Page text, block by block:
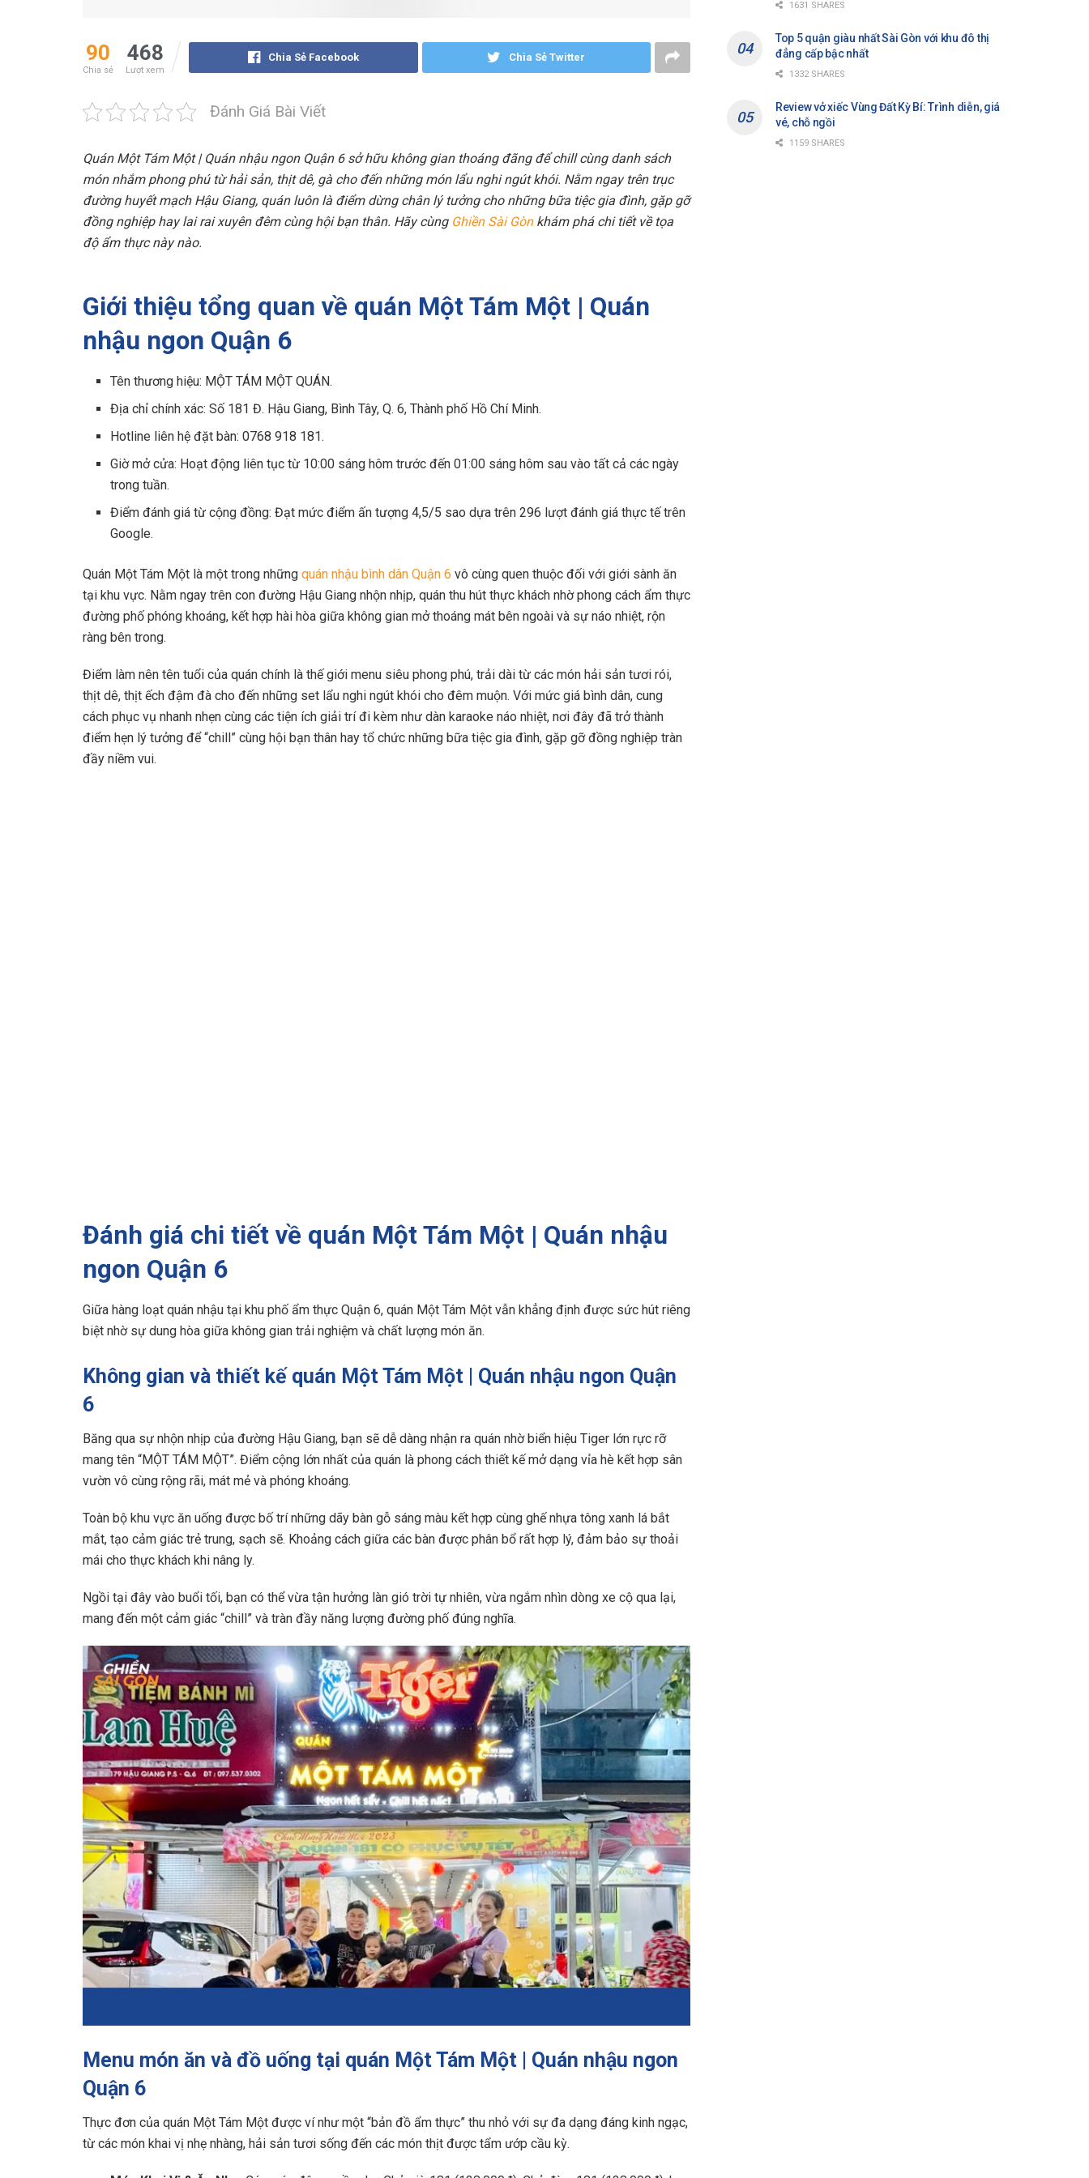
90
Chia sẻ
468
Lượt xem
Chia Sẻ Facebook Chia Sẻ Twitter
Đánh Giá Bài Viết
Quán Một Tám Một | Quán nhậu ngon Quận 6 sở hữu không gian thoáng đãng để chill cùng danh sách
món nhắm phong phú từ hải sản, thịt dê, gà cho đến những món lẩu nghi ngút khói. Nằm ngay trên trục
đường huyết mạch Hậu Giang, quán luôn là điểm dừng chân lý tưởng cho những bữa tiệc gia đình, gặp gỡ
đồng nghiệp hay lai rai xuyên đêm cùng hội bạn thân. Hãy cùng Ghiền Sài Gònkhám phá chi tiết về tọa
độ ẩm thực này nào.
Giới thiệu tổng quan về quán Một Tám Một | Quán
nhậu ngon Quận 6
Tên thương hiệu: MỘT TÁM MỘT QUÁN.
Địa chỉ chính xác: Số 181 Đ. Hậu Giang, Bình Tây, Q. 6, Thành phố Hồ Chí Minh.
Hotline liên hệ đặt bàn: 0768 918 181.
Giờ mở cửa: Hoạt động liên tục từ 10:00 sáng hôm trước đến 01:00 sáng hôm sau vào tất cả các ngày
trong tuần.
Điểm đánh giá từ cộng đồng: Đạt mức điểm ấn tượng 4,5/5 sao dựa trên 296 lượt đánh giá thực tế trên
Google.
Quán Một Tám Một là một trong những quán nhậu bình dân Quận 6 vô cùng quen thuộc đối với giới sành ăn
tại khu vực. Nằm ngay trên con đường Hậu Giang nhộn nhịp, quán thu hút thực khách nhờ phong cách ẩm thực
đường phố phóng khoáng, kết hợp hài hòa giữa không gian mở thoáng mát bên ngoài và sự náo nhiệt, rộn
ràng bên trong.
Điểm làm nên tên tuổi của quán chính là thế giới menu siêu phong phú, trải dài từ các món hải sản tươi rói,
thịt dê, thịt ếch đậm đà cho đến những set lẩu nghi ngút khói cho đêm muộn. Với mức giá bình dân, cung
cách phục vụ nhanh nhẹn cùng các tiện ích giải trí đi kèm như dàn karaoke náo nhiệt, nơi đây đã trở thành
điểm hẹn lý tưởng để “chill” cùng hội bạn thân hay tổ chức những bữa tiệc gia đình, gặp gỡ đồng nghiệp tràn
đầy niềm vui.
Đánh giá chi tiết về quán Một Tám Một | Quán nhậu
ngon Quận 6
Giữa hàng loạt quán nhậu tại khu phố ẩm thực Quận 6, quán Một Tám Một vẫn khẳng định được sức hút riêng
biệt nhờ sự dung hòa giữa không gian trải nghiệm và chất lượng món ăn.
Không gian và thiết kế quán Một Tám Một | Quán nhậu ngon Quận
6
Băng qua sự nhộn nhịp của đường Hậu Giang, bạn sẽ dễ dàng nhận ra quán nhờ biển hiệu Tiger lớn rực rỡ
mang tên “MỘT TÁM MỘT”. Điểm cộng lớn nhất của quán là phong cách thiết kế mở dạng vỉa hè kết hợp sân
vườn vô cùng rộng rãi, mát mẻ và phóng khoáng.
Toàn bộ khu vực ăn uống được bố trí những dãy bàn gỗ sáng màu kết hợp cùng ghế nhựa tông xanh lá bắt
mắt, tạo cảm giác trẻ trung, sạch sẽ. Khoảng cách giữa các bàn được phân bổ rất hợp lý, đảm bảo sự thoải
mái cho thực khách khi nâng ly.
Ngồi tại đây vào buổi tối, bạn có thể vừa tận hưởng làn gió trời tự nhiên, vừa ngắm nhìn dòng xe cộ qua lại,
mang đến một cảm giác “chill” và tràn đầy năng lượng đường phố đúng nghĩa.
Menu món ăn và đồ uống tại quán Một Tám Một | Quán nhậu ngon
Quận 6
Thực đơn của quán Một Tám Một được ví như một “bản đồ ẩm thực” thu nhỏ với sự đa dạng đáng kinh ngạc,
từ các món khai vị nhẹ nhàng, hải sản tươi sống đến các món thịt được tẩm ướp cầu kỳ.
1631 SHARES
Top 5 quận giàu nhất Sài Gòn với khu đô thị
đẳng cấp bậc nhất
1332 SHARES
Review vở xiếc Vùng Đất Kỳ Bí: Trình diễn, giá
vé, chỗ ngồi
1159 SHARES